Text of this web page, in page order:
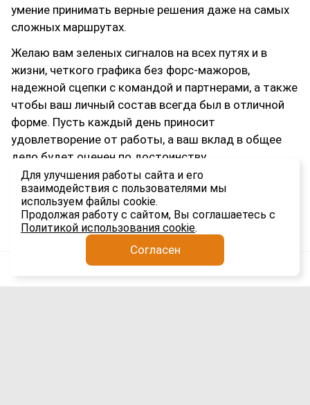
умение принимать верные решения даже на самых
сложных маршрутах.
Желаю вам зеленых сигналов на всех путях и в
жизни, четкого графика без форс-мажоров,
надежной сцепки с командой и партнерами, а также
чтобы ваш личный состав всегда был в отличной
форме. Пусть каждый день приносит
удовлетворение от работы, а ваш вклад в общее
дело будет оценен по достоинству.
С праздником, уважаемые профи!
Анатолий Якимов
31 июля
Для улучшения работы сайта и его
взаимодействия с пользователями мы
используем файлы cookie.
Продолжая работу с сайтом, Вы соглашаетесь с
Политикой использования cookie.
Согласен